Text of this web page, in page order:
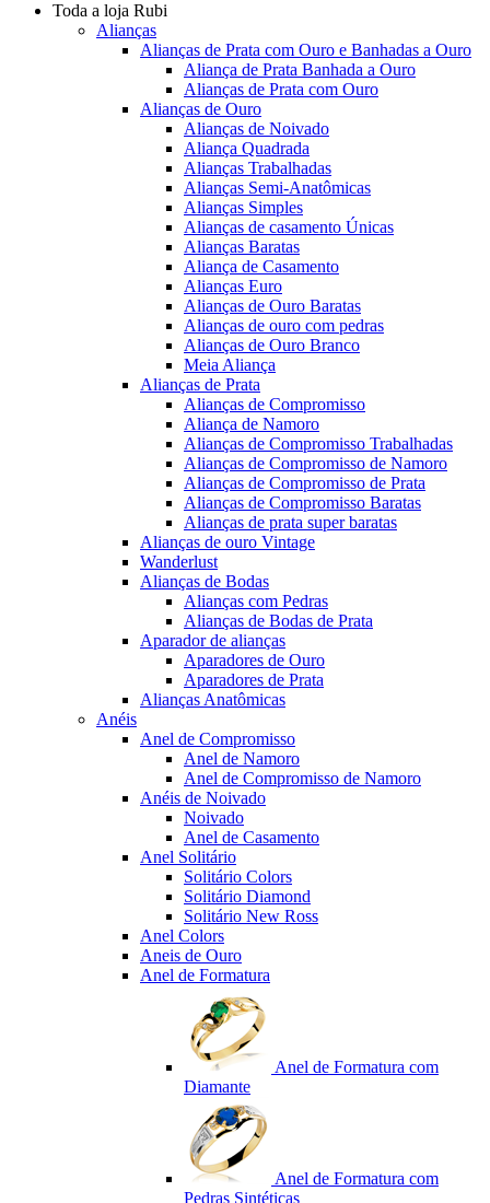
Toda a loja Rubi
Alianças
Alianças de Prata com Ouro e Banhadas a Ouro
Aliança de Prata Banhada a Ouro
Alianças de Prata com Ouro
Alianças de Ouro
Alianças de Noivado
Aliança Quadrada
Alianças Trabalhadas
Alianças Semi-Anatômicas
Alianças Simples
Alianças de casamento Únicas
Alianças Baratas
Aliança de Casamento
Alianças Euro
Alianças de Ouro Baratas
Alianças de ouro com pedras
Alianças de Ouro Branco
Meia Aliança
Alianças de Prata
Alianças de Compromisso
Aliança de Namoro
Alianças de Compromisso Trabalhadas
Alianças de Compromisso de Namoro
Alianças de Compromisso de Prata
Alianças de Compromisso Baratas
Alianças de prata super baratas
Alianças de ouro Vintage
Wanderlust
Alianças de Bodas
Alianças com Pedras
Alianças de Bodas de Prata
Aparador de alianças
Aparadores de Ouro
Aparadores de Prata
Alianças Anatômicas
Anéis
Anel de Compromisso
Anel de Namoro
Anel de Compromisso de Namoro
Anéis de Noivado
Noivado
Anel de Casamento
Anel Solitário
Solitário Colors
Solitário Diamond
Solitário New Ross
Anel Colors
Aneis de Ouro
Anel de Formatura
Anel de Formatura com
Diamante
Anel de Formatura com
Pedras Sintéticas